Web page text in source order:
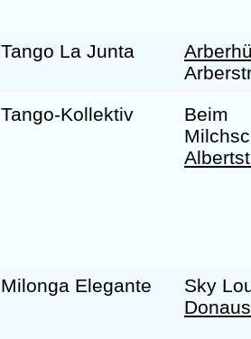
Tango La Junta
Tango-Kollektiv
Beim
Milonga Elegante
Sky